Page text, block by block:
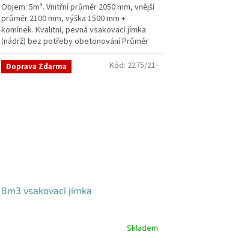
z
5
hvězdiček.
Objem: 5m³. Vnitřní průměr 2050 mm, vnější
průměr 2100 mm, výška 1500 mm +
komínek. Kvalitní, pevná vsakovací jímka
(nádrž) bez potřeby obetonování Průměr
přítoku a odtoku +...
Doprava Zdarma
8m3 vsakovací jímka
Skladem
Kód: 2275/21-